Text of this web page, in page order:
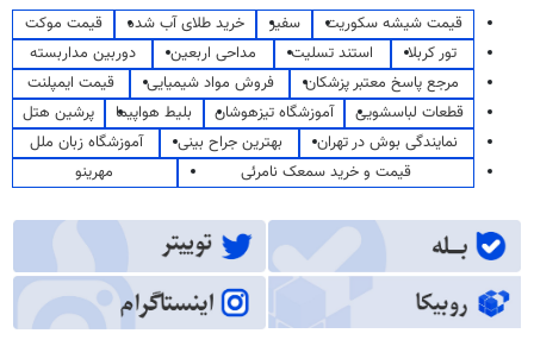
قیمت شیشه سکوریت سفیر خرید طلای آب شده
قیمت موکت
تور کربلا
استند تسلیت مداحی اربعین
دوربین مداربسته
مرجع پاسخ معتبر پزشکان
فروش مواد شیمیایی
قیمت ایمپلنت
قطعات لباسشویی
آموزشگاه تیزهوشان بلیط هواپیما
پرشین هتل
نمایندگی بوش در تهران
بهترین جراح بینی
آموزشگاه زبان ملل
قیمت و خرید سمعک نامرئی
مهرینو